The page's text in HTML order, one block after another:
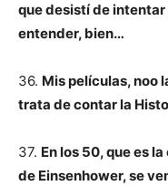
que desistí de
entender, bien…
36. Mis películas, noo
trata de contar la
37. En los 50, que es
de Einsenhower, se